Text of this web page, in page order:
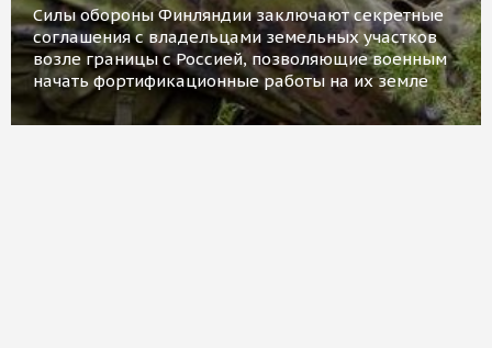
Силы обороны Финляндии заключают секретные
соглашения с владельцами земельных участков
возле границы с Россией, позволяющие военным
начать фортификационные работы на их земле